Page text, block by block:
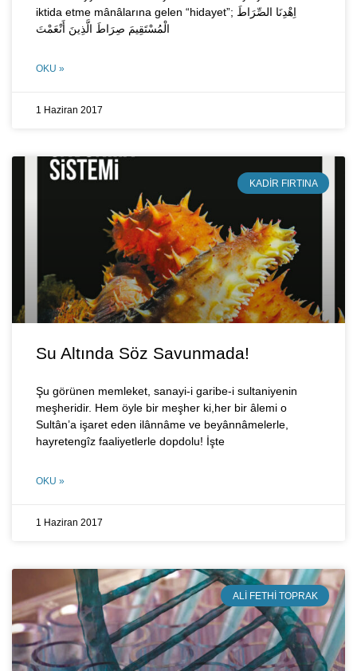
iktida etme mânâlarına gelen “hidayet”; اِهْدِنَا الصِّرَاطَ
الْمُسْتَقِيمَ صِرَاطَ الَّذِينَ أَنْعَمْتَ
OKU »
1 Haziran 2017
KADIR FIRTINA
Su Altında Söz Savunmada!
Şu görünen memleket, sanayi-i garibe-i sultaniyenin
meşheridir. Hem öyle bir meşher ki,her bir âlemi o
Sultân’a işaret eden ilânnâme ve beyânnâmelerle,
hayretengîz faaliyetlerle dopdolu! İşte
OKU »
1 Haziran 2017
ALI FETHI TOPRAK